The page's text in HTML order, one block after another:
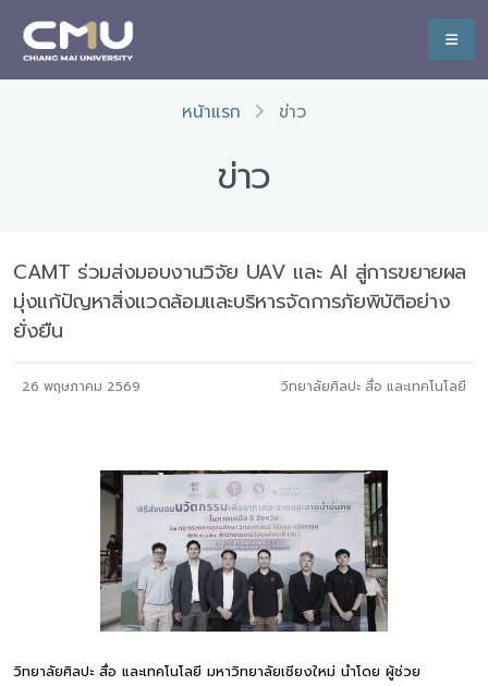
หน้าแรก ข่าว
ข่าว
CAMT ร่วมส่งมอบงานวิจัย UAV และ AI สู่การขยายผล
มุ่งแก้ปัญหาสิ่งแวดล้อมและบริหารจัดการภัยพิบัติอย่าง
ยั่งยืน
26 พฤษภาคม 2569 วิทยาลัยศิลปะ สื่อ และเทคโนโลยี
วิทยาลัยศิลปะ สื่อ และเทคโนโลยี มหาวิทยาลัยเชียงใหม่ นำโดย ผู้ช่วย